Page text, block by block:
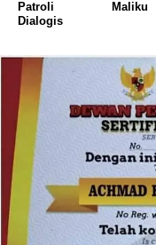
Patroli
Dialogis
Maliku